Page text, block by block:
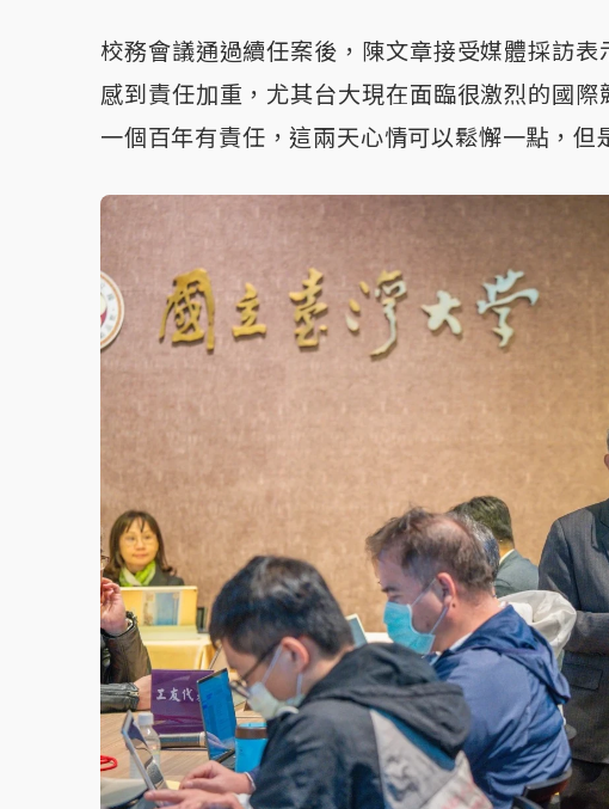
校務會議通過續任案後，陳文章接受媒體採訪
感到責任加重，尤其台大現在面臨很激烈的國
一個百年有責任，這兩天心情可以鬆懈一點，但